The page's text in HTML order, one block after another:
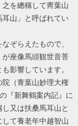
を總稱して靑葉山
山」と呼ばれてい
ぞらえたもので、
座像馬頭観世音菩
影響しています。
（青葉山妙理大権
『新舞鶴案内記』に
又は扶桑馬耳山と
て養老年中越智山